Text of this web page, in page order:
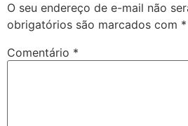
O seu endereço de e-mail não
obrigatórios são marcados com *
Comentário *